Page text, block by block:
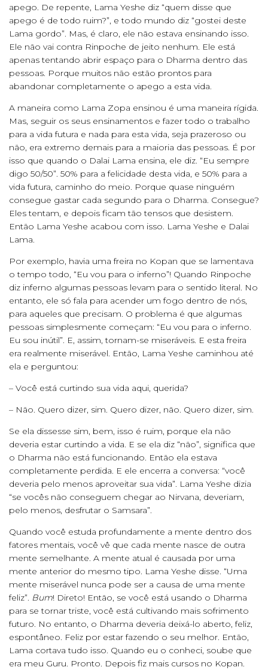
apego. De repente, Lama Yeshe diz “quem disse que
apego é de todo ruim?”, e todo mundo diz “gostei deste
Lama gordo”. Mas, é claro, ele não estava ensinando isso.
Ele não vai contra Rinpoche de jeito nenhum. Ele está
apenas tentando abrir espaço para o Dharma dentro das
pessoas. Porque muitos não estão prontos para
abandonar completamente o apego a esta vida.
A maneira como Lama Zopa ensinou é uma maneira rígida.
Mas, seguir os seus ensinamentos e fazer todo o trabalho
para a vida futura e nada para esta vida, seja prazeroso ou
não, era extremo demais para a maioria das pessoas. É por
isso que quando o Dalai Lama ensina, ele diz. “Eu sempre
digo 50/50”. 50% para a felicidade desta vida, e 50% para a
vida futura, caminho do meio. Porque quase ninguém
consegue gastar cada segundo para o Dharma. Consegue?
Eles tentam, e depois ficam tão tensos que desistem.
Então Lama Yeshe acabou com isso. Lama Yeshe e Dalai
Lama.
Por exemplo, havia uma freira no Kopan que se lamentava
o tempo todo, “Eu vou para o inferno”! Quando Rinpoche
diz inferno algumas pessoas levam para o sentido literal. No
entanto, ele só fala para acender um fogo dentro de nós,
para aqueles que precisam. O problema é que algumas
pessoas simplesmente começam: “Eu vou para o inferno.
Eu sou inútil”. E, assim, tornam-se miseráveis. E esta freira
era realmente miserável. Então, Lama Yeshe caminhou até
ela e perguntou:
– Você está curtindo sua vida aqui, querida?
– Não. Quero dizer, sim. Quero dizer, não. Quero dizer, sim.
Se ela dissesse sim, bem, isso é ruim, porque ela não
deveria estar curtindo a vida. E se ela diz “não”, significa que
o Dharma não está funcionando. Então ela estava
completamente perdida. E ele encerra a conversa: “você
deveria pelo menos aproveitar sua vida”. Lama Yeshe dizia
“se vocês não conseguem chegar ao Nirvana, deveriam,
pelo menos, desfrutar o Samsara”.
Quando você estuda profundamente a mente dentro dos
fatores mentais, você vê que cada mente nasce de outra
mente semelhante. A mente atual é causada por uma
mente anterior do mesmo tipo. Lama Yeshe disse. “Uma
mente miserável nunca pode ser a causa de uma mente
feliz”. Bum! Direto! Então, se você está usando o Dharma
para se tornar triste, você está cultivando mais sofrimento
futuro. No entanto, o Dharma deveria deixá-lo aberto, feliz,
espontâneo. Feliz por estar fazendo o seu melhor. Então,
Lama cortava tudo isso. Quando eu o conheci, soube que
era meu Guru. Pronto. Depois fiz mais cursos no Kopan.